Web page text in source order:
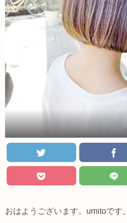
おはようございます。umitoです。